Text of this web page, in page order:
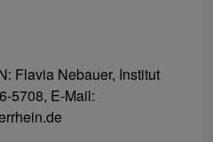
Flavia Nebauer, Institut
5708, E-Mail: